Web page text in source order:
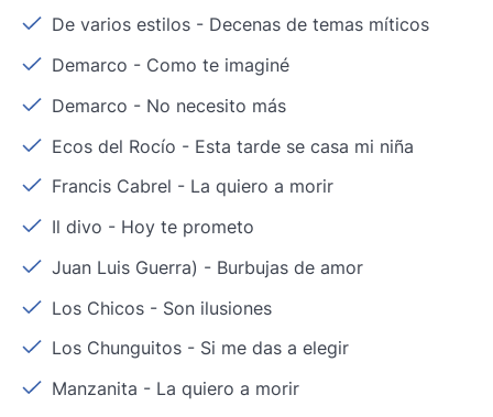
De varios estilos - Decenas de temas míticos
Demarco - Como te imaginé
Demarco - No necesito más
Ecos del Rocío - Esta tarde se casa mi niña
Francis Cabrel - La quiero a morir
Il divo - Hoy te prometo
Juan Luis Guerra) - Burbujas de amor
Los Chicos - Son ilusiones
Los Chunguitos - Si me das a elegir
Manzanita - La quiero a morir